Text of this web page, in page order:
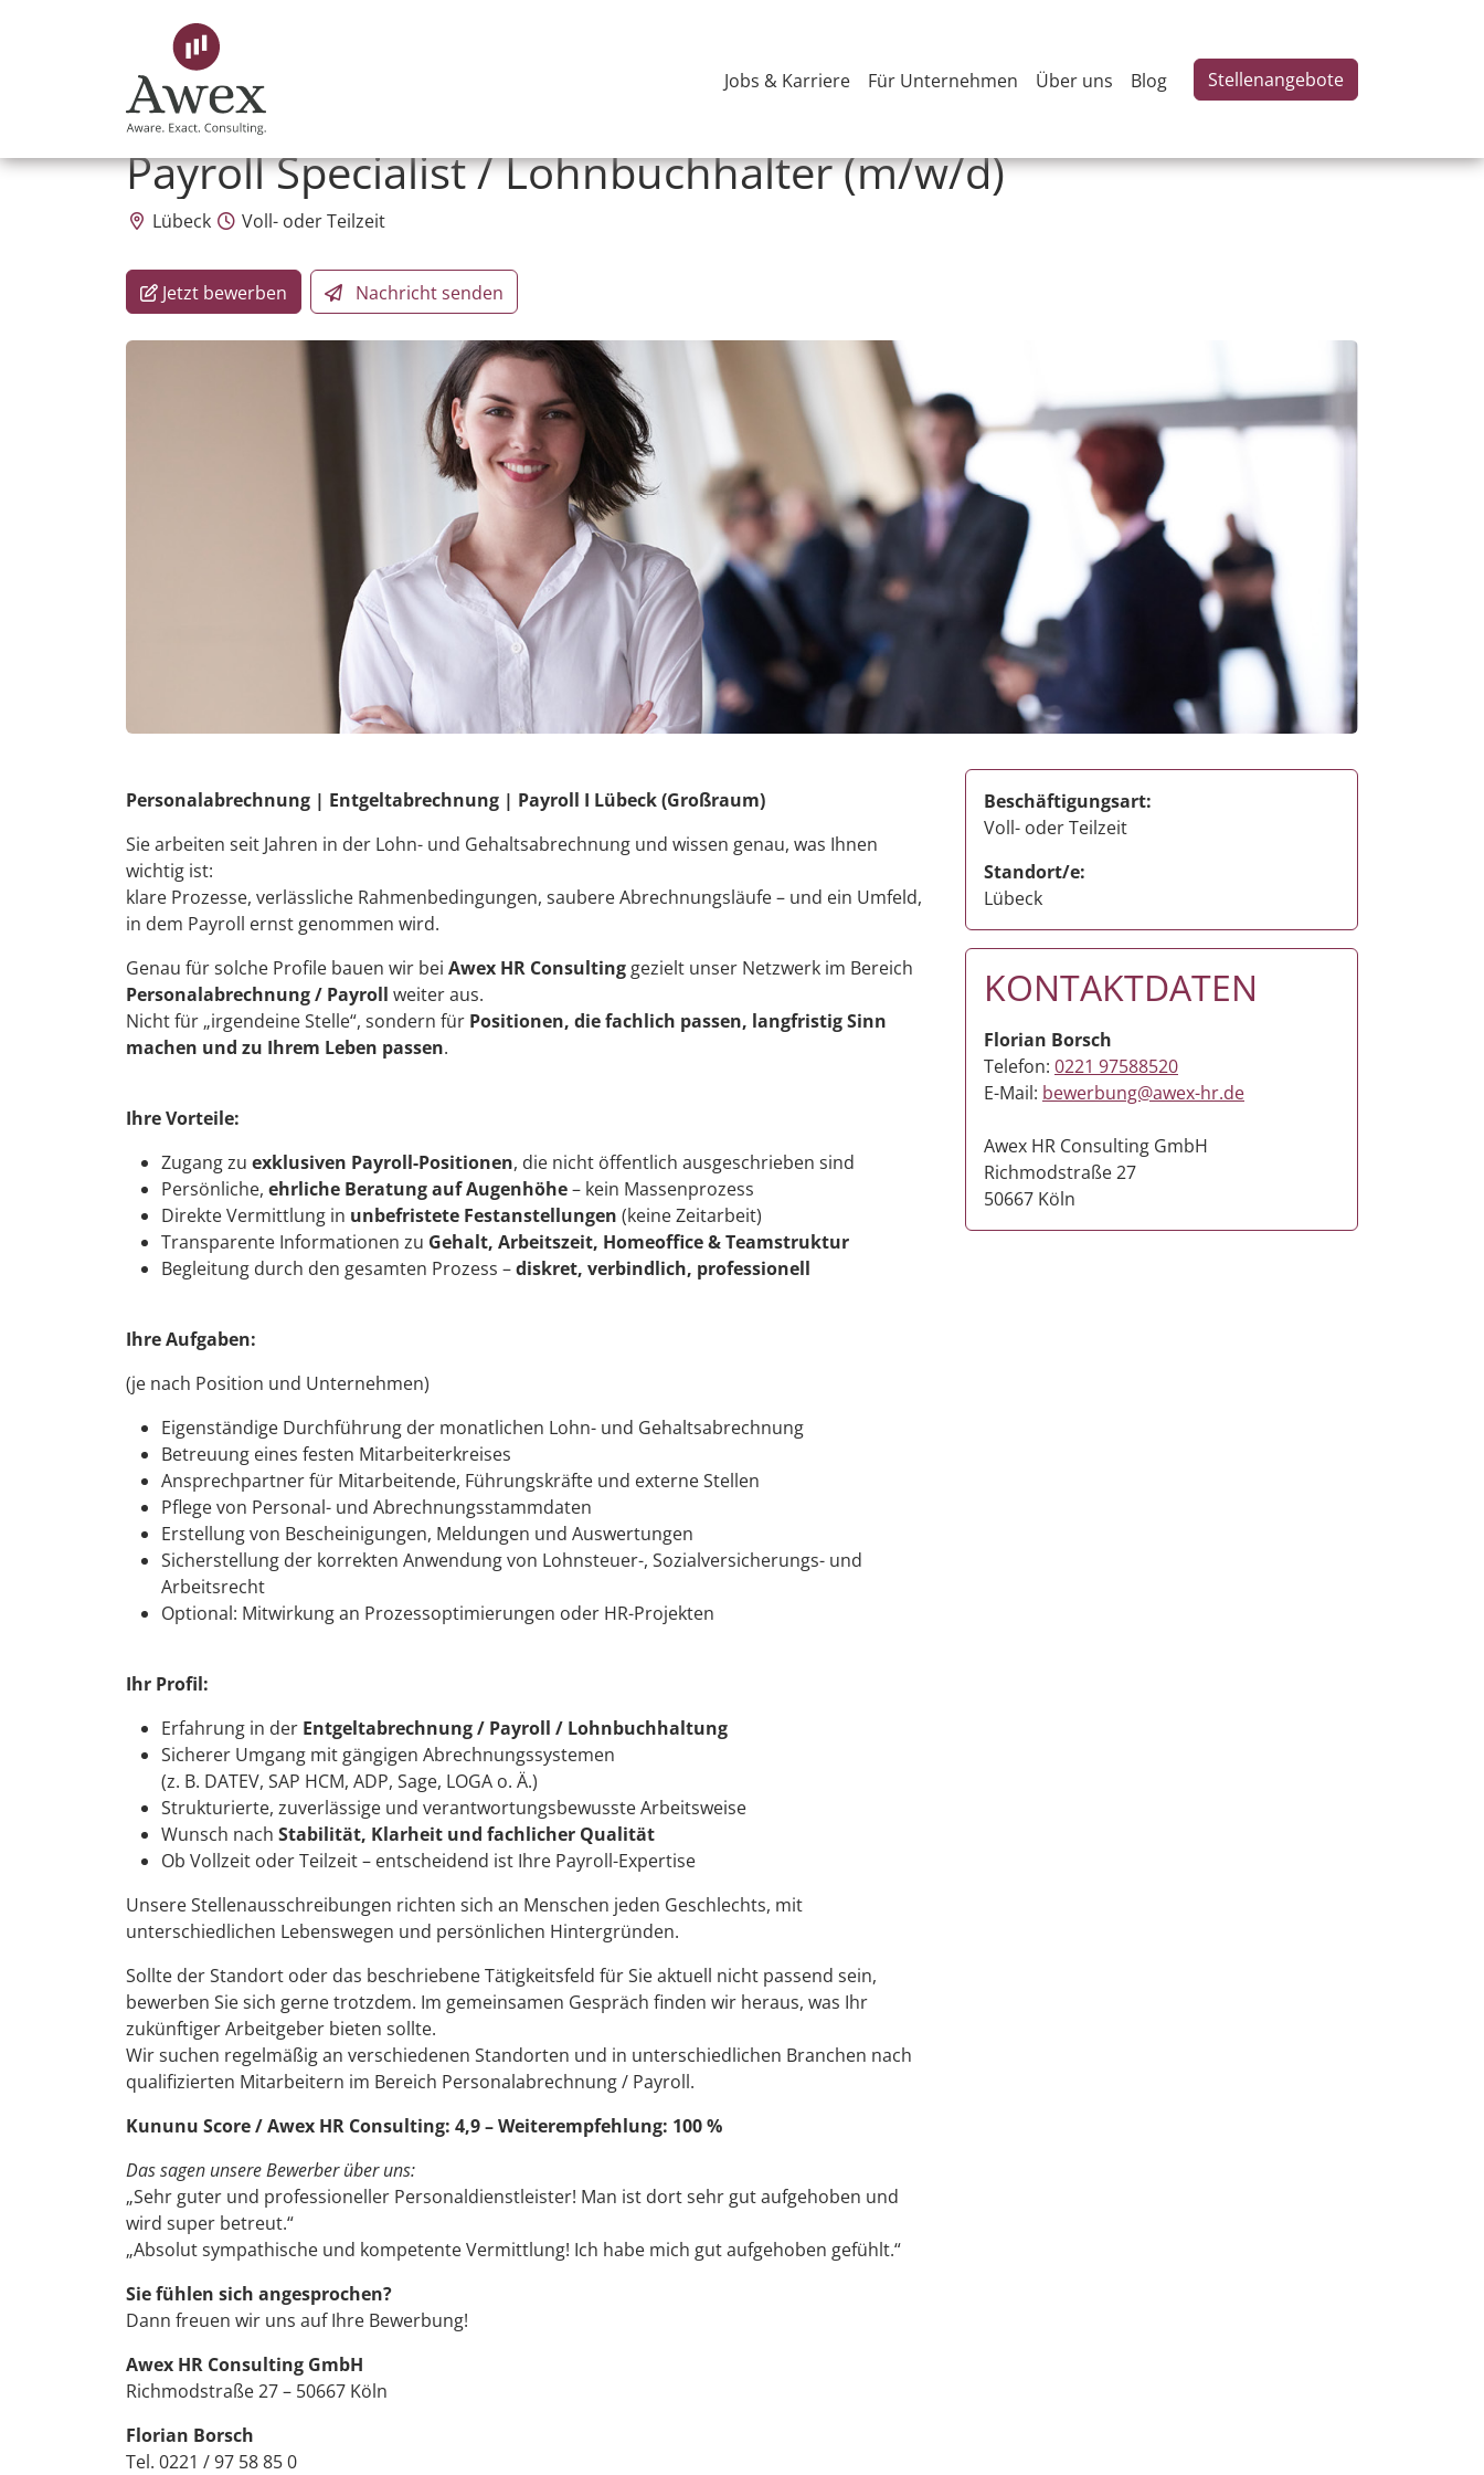
Jobs & Karriere Für Unternehmen Über uns Blog
Stellenangebote
Awex HR Consulting GmbH
Payroll Specialist / Lohnbuchhalter (m/w/d)
Lübeck Voll- oder Teilzeit
Jetzt bewerben Nachrichtsenden
Personalabrechnung | Entgeltabrechnung | Payroll I Lübeck (Großraum)
Sie arbeiten seit Jahren in der Lohn- und Gehaltsabrechnung und wissen genau, was Ihnen
wichtig ist:
klare Prozesse, verlässliche Rahmenbedingungen, saubere Abrechnungsläufe – und ein Umfeld,
in dem Payroll ernst genommen wird.
Genau für solche Profile bauen wir bei Awex HR Consulting gezielt unser Netzwerk im Bereich
Personalabrechnung / Payroll weiter aus.
Nicht für „irgendeine Stelle“, sondern für Positionen, die fachlich passen, langfristig Sinn
machen und zu Ihrem Leben passen.
Ihre Vorteile:
Zugang zu exklusiven Payroll-Positionen, die nicht öffentlich ausgeschrieben sind
Persönliche, ehrliche Beratung auf Augenhöhe– kein Massenprozess
Direkte Vermittlung in unbefristete Festanstellungen (keine Zeitarbeit)
Transparente Informationen zu Gehalt, Arbeitszeit, Homeoffice & Teamstruktur
Begleitung durch den gesamten Prozess –diskret, verbindlich, professionell
Ihre Aufgaben:
(je nach Position und Unternehmen)
Eigenständige Durchführung der monatlichen Lohn- und Gehaltsabrechnung
Betreuung eines festen Mitarbeiterkreises
Ansprechpartner für Mitarbeitende, Führungskräfte und externe Stellen
Pflege von Personal- und Abrechnungsstammdaten
Erstellung von Bescheinigungen, Meldungen und Auswertungen
Sicherstellung der korrekten Anwendung von Lohnsteuer-, Sozialversicherungs- und
Arbeitsrecht
Optional: Mitwirkung an Prozessoptimierungen oder HR-Projekten
Ihr Profil:
Erfahrung in der Entgeltabrechnung / Payroll / Lohnbuchhaltung
Sicherer Umgang mit gängigen Abrechnungssystemen
(z. B. DATEV, SAP HCM, ADP, Sage, LOGA o. Ä.)
Strukturierte, zuverlässige und verantwortungsbewusste Arbeitsweise
Wunsch nach Stabilität, Klarheit und fachlicher Qualität
Ob Vollzeit oder Teilzeit – entscheidend ist Ihre Payroll-Expertise
Unsere Stellenausschreibungen richten sich an Menschen jeden Geschlechts, mit
unterschiedlichen Lebenswegen und persönlichen Hintergründen.
Sollte der Standort oder das beschriebene Tätigkeitsfeld für Sie aktuell nicht passend sein,
bewerben Sie sich gerne trotzdem. Im gemeinsamen Gespräch finden wir heraus, was Ihr
zukünftiger Arbeitgeber bieten sollte.
Wir suchen regelmäßig an verschiedenen Standorten und in unterschiedlichen Branchen nach
qualifizierten Mitarbeitern im Bereich Personalabrechnung / Payroll.
Kununu Score / Awex HR Consulting: 4,9 – Weiterempfehlung: 100 %
Das sagen unsere Bewerber über uns:
„Sehr guter und professioneller Personaldienstleister! Man ist dort sehr gut aufgehoben und
wird super betreut.“
„Absolut sympathische und kompetente Vermittlung! Ich habe mich gut aufgehoben gefühlt.“
Sie fühlen sich angesprochen?
Dann freuen wir uns auf Ihre Bewerbung!
Awex HR Consulting GmbH
Richmodstraße 27 – 50667 Köln
Florian Borsch
Tel. 0221 / 97 58 85 0
Beschäftigungsart:
Voll- oder Teilzeit
Standort/e:
Lübeck
KONTAKTDATEN
Florian Borsch
Telefon: 0221 97588520
E-Mail: bewerbung@awex-hr.de
Awex HR Consulting GmbH
Richmodstraße 27
50667 Köln